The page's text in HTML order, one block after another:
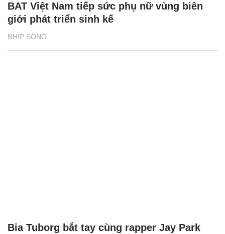
NHỊP SỐNG
BAT Việt Nam tiếp sức phụ nữ vùng biên
giới phát triển sinh kế
Bia Tuborg bắt tay cùng rapper Jay Park